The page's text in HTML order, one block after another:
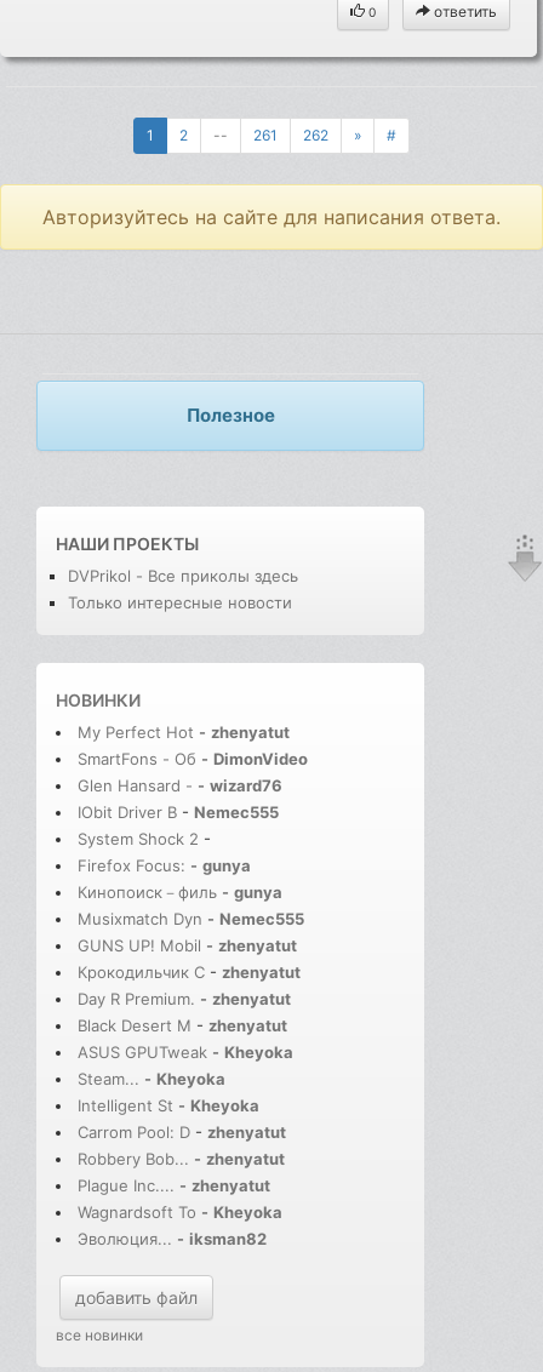
0 ответить
1 2 -- 261 262 » #
Авторизуйтесь на сайте для написания ответа.
Полезное
НАШИ ПРОЕКТЫ
DVPrikol - Все приколы здесь
Только интересные новости
НОВИНКИ
My Perfect Hot - zhenyatut
SmartFons - Об - DimonVideo
Glen Hansard - - wizard76
IObit Driver B - Nemec555
System Shock 2 -
Firefox Focus: - gunya
Кинопоиск－филь - gunya
Musixmatch Dyn - Nemec555
GUNS UP! Mobil - zhenyatut
Крокодильчик С - zhenyatut
Day R Premium. - zhenyatut
Black Desert M - zhenyatut
ASUS GPUTweak - Kheyoka
Steam... - Kheyoka
Intelligent St - Kheyoka
Carrom Pool: D - zhenyatut
Robbery Bob... - zhenyatut
Plague Inc.... - zhenyatut
Wagnardsoft To - Kheyoka
Эволюция... - iksman82
добавить файл
все новинки